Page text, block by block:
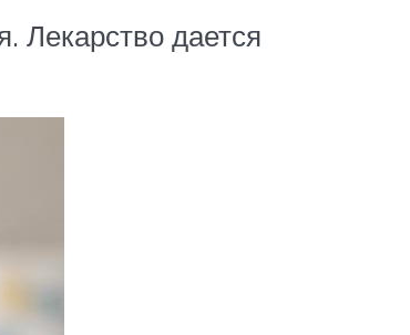
Лекарство дается